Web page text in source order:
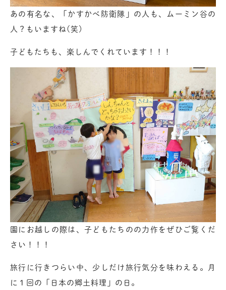
あの有名な、「かすかべ防衛隊」の人も、ムーミン谷の
人？もいますね(笑)
子どもたちも、楽しんでくれています！！！
園にお越しの際は、子どもたちのの力作をぜひご覧くだ
さい！！！
旅行に行きつらい中、少しだけ旅行気分を味わえる。月
に１回の「日本の郷土料理」の日。